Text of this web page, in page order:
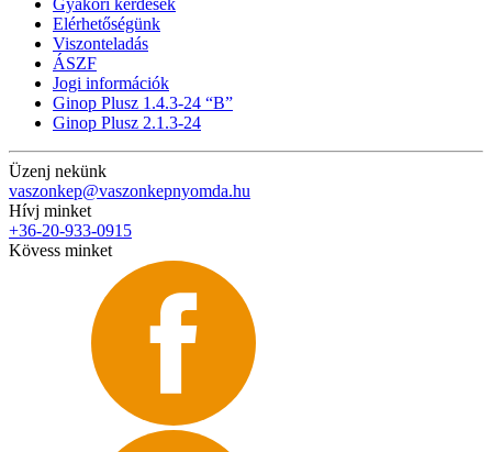
Elérhetőségünk
Viszonteladás
ÁSZF
Jogi információk
Ginop Plusz 1.4.3-24 “B”
Ginop Plusz 2.1.3-24
Üzenj nekünk
vaszonkep@vaszonkepnyomda.hu
Hívj minket
+36-20-933-0915
Kövess minket